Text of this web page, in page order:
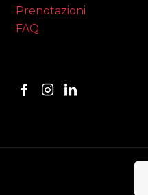
Prenotazioni
FAQ